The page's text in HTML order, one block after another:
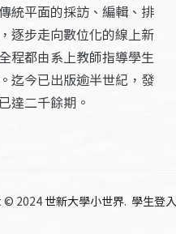
統平面的採訪、編輯、排
逐步走向數位化的線上新
程都由系上教師指導學生
迄今已出版逾半世紀，發
達二千餘期。
© 2024 世新大學小世界. 學生登入